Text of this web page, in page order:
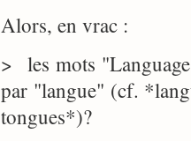
Alors, en vrac :
> les mots
par "langue" (cf.
tongues*)?